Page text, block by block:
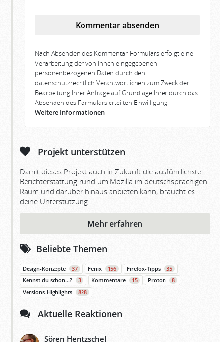
Kommentar absenden
Nach Absenden des Kommentar-Formulars erfolgt eine
Verarbeitung der von Ihnen eingegebenen
personenbezogenen Daten durch den
datenschutzrechtlich Verantwortlichen zum Zweck der
Bearbeitung Ihrer Anfrage auf Grundlage Ihrer durch das
Absenden des Formulars erteilten Einwilligung.
Weitere Informationen
Projekt unterstützen
Damit dieses Projekt auch in Zukunft die ausführlichste
Berichterstattung rund um Mozilla im deutschsprachigen
Raum und darüber hinaus anbieten kann, braucht es
deine Unterstützung.
Mehr erfahren
Beliebte Themen
Design-Konzepte 37 Fenix 156 Firefox-Tipps
35
Kennst du schon…?
3 Kommentare 15 Proton
8
Versions-Highlights
828
Aktuelle Reaktionen
Sören Hentzschel